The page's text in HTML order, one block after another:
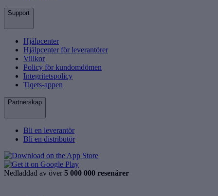
Support
Hjälpcenter
Hjälpcenter för leverantörer
Villkor
Policy för kundomdömen
Integritetspolicy
Tiqets-appen
Partnerskap
Bli en leverantör
Bli en distributör
Nedladdad av över 5 000 000 resenärer